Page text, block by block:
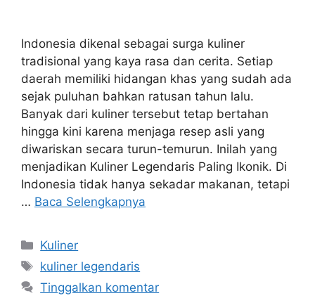
Indonesia dikenal sebagai surga kuliner
tradisional yang kaya rasa dan cerita. Setiap
daerah memiliki hidangan khas yang sudah ada
sejak puluhan bahkan ratusan tahun lalu.
Banyak dari kuliner tersebut tetap bertahan
hingga kini karena menjaga resep asli yang
diwariskan secara turun-temurun. Inilah yang
menjadikan Kuliner Legendaris Paling Ikonik. Di
Indonesia tidak hanya sekadar makanan, tetapi
… Baca Selengkapnya
Kategori
Kuliner
Tag
kuliner legendaris
Tinggalkan komentar